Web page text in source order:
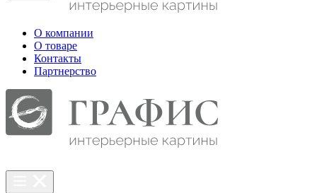
О компании
О товаре
Контакты
Партнерcтво